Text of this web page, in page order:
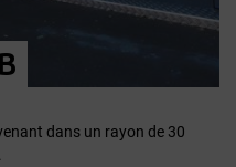
dans un rayon de 30